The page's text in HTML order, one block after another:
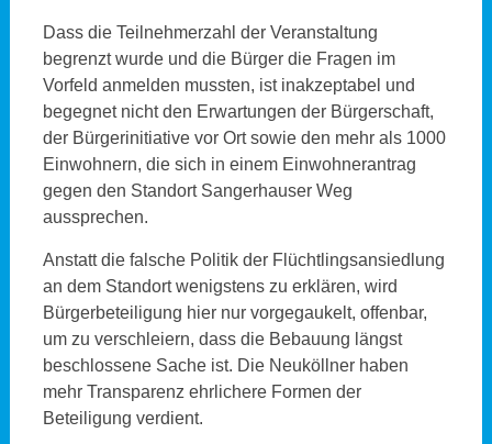
Dass die Teilnehmerzahl der Veranstaltung
begrenzt wurde und die Bürger die Fragen im
Vorfeld anmelden mussten, ist inakzeptabel und
begegnet nicht den Erwartungen der Bürgerschaft,
der Bürgerinitiative vor Ort sowie den mehr als 1000
Einwohnern, die sich in einem Einwohnerantrag
gegen den Standort Sangerhauser Weg
aussprechen.
Anstatt die falsche Politik der Flüchtlingsansiedlung
an dem Standort wenigstens zu erklären, wird
Bürgerbeteiligung hier nur vorgegaukelt, offenbar,
um zu verschleiern, dass die Bebauung längst
beschlossene Sache ist. Die Neuköllner haben
mehr Transparenz ehrlichere Formen der
Beteiligung verdient.